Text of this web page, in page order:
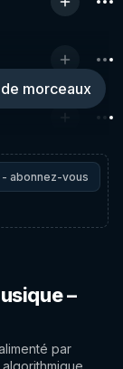
morceaux
abonnez-vous
–
par